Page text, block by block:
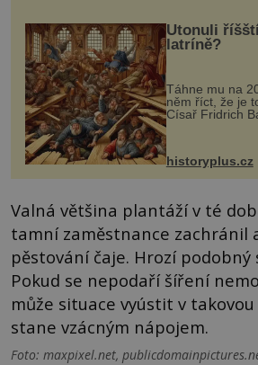
Utonuli
latríně?
Táhne mu na
něm říct, že je
Císař Fridrich
posílá svého
VI. do Erfurtu,
prostředníkem
historyplus.cz
Valná většina plantáží v té
tamní zaměstnance zachránil
pěstování čaje. Hrozí podobný
Pokud se nepodaří šíření
může situace vyústit v takovou
stane vzácným nápojem.
Foto: maxpixel.net,